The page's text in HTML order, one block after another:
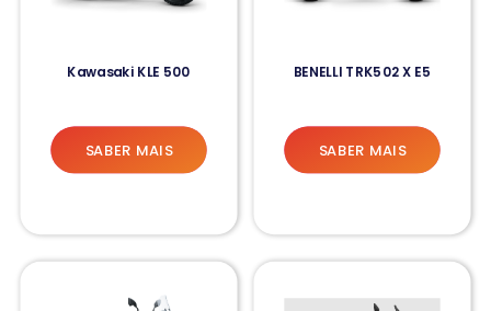
Kawasaki KLE 500
SABER MAIS
BENELLI TRK502 X E5
SABER MAIS